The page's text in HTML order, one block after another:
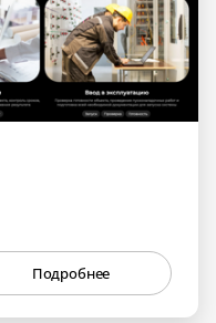
Подробнее